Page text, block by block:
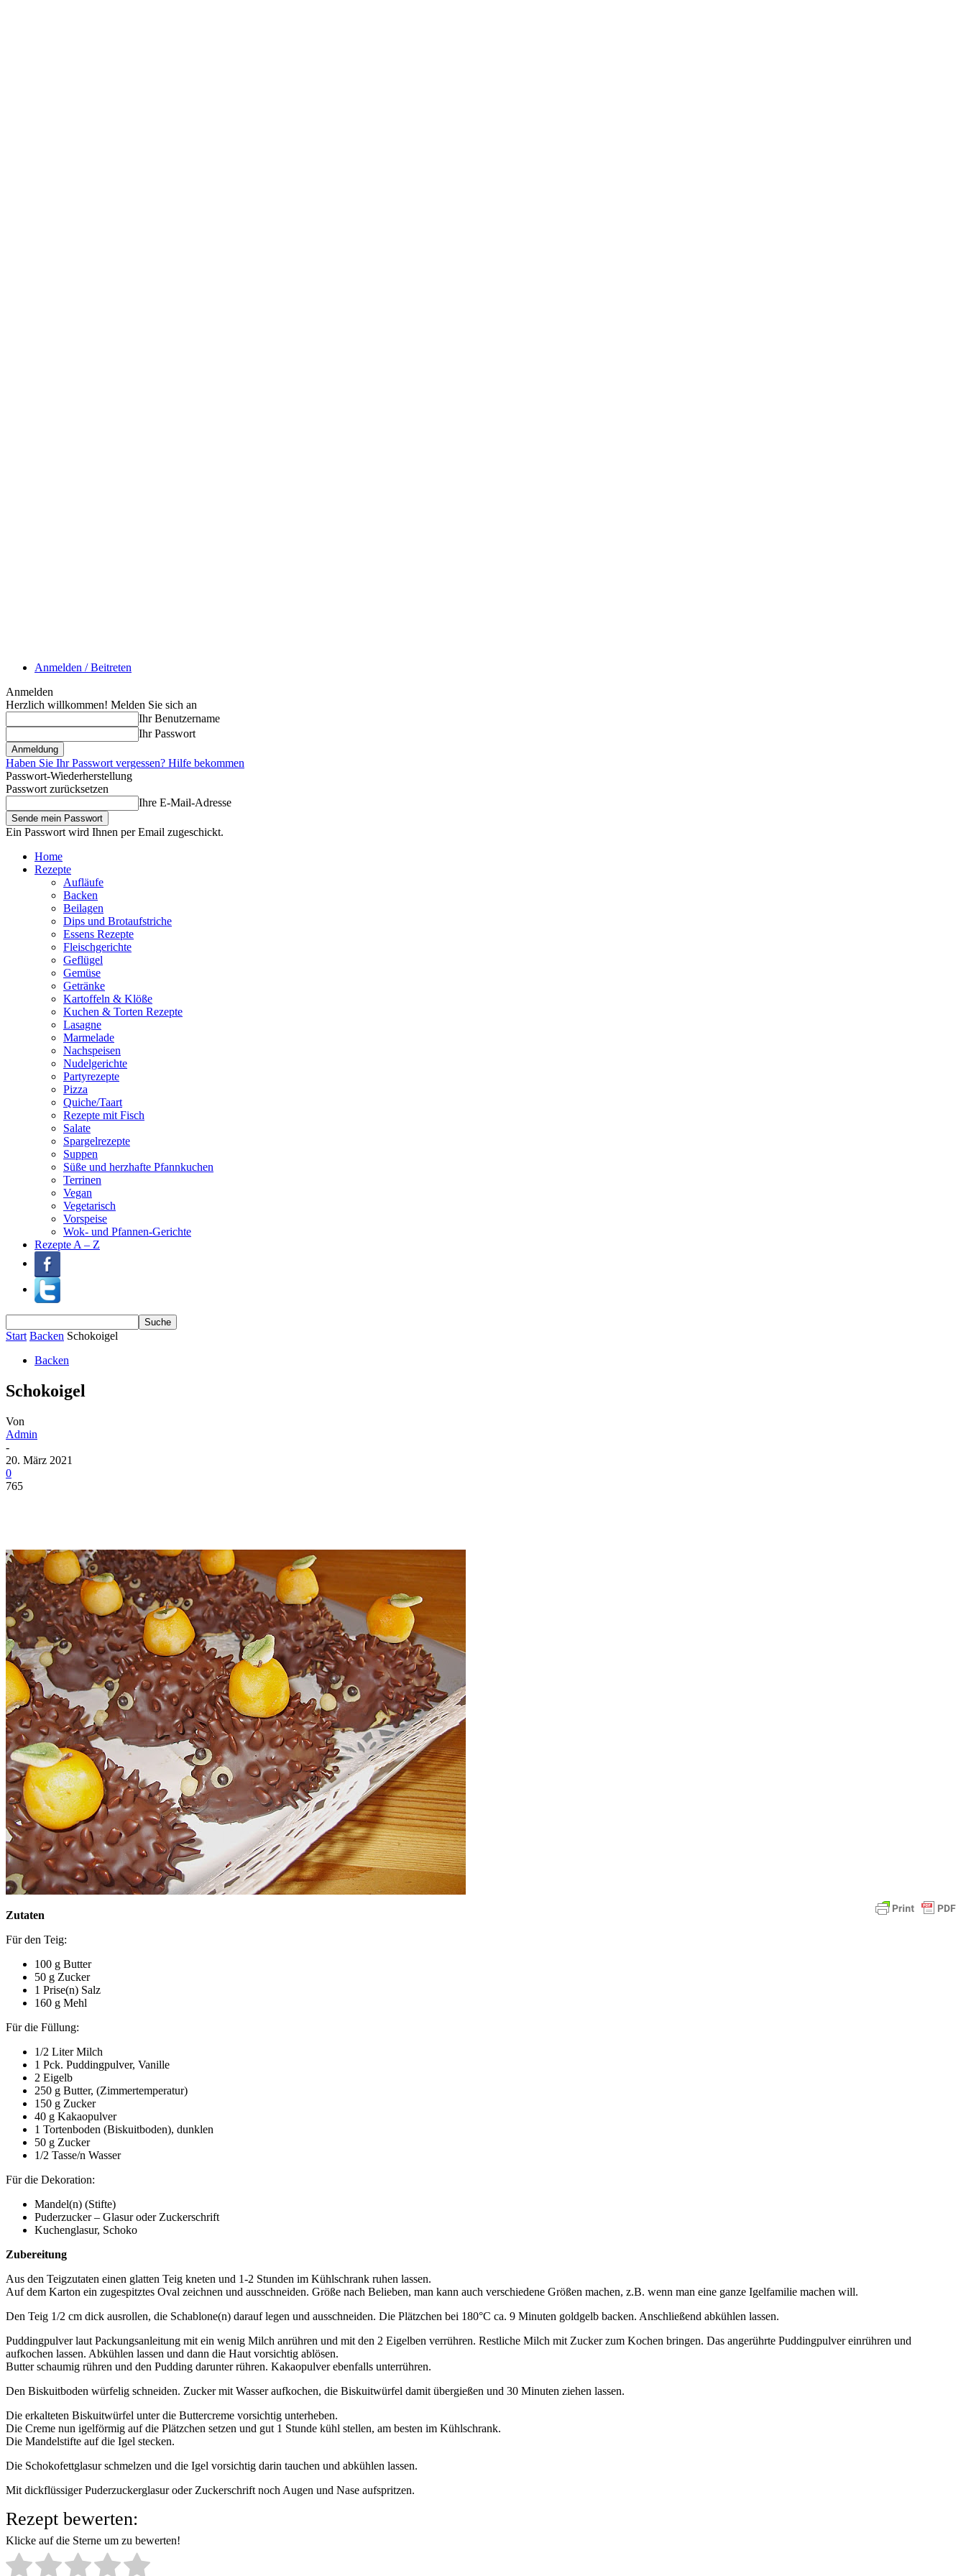
Anmelden / Beitreten
Anmelden
Herzlich willkommen! Melden Sie sich an
Ihr Benutzername
Ihr Passwort
Haben Sie Ihr Passwort vergessen? Hilfe bekommen
Passwort-Wiederherstellung
Passwort zurücksetzen
Ihre E-Mail-Adresse
Ein Passwort wird Ihnen per Email zugeschickt.
Home
Rezepte
Aufläufe
Backen
Beilagen
Dips und Brotaufstriche
Essens Rezepte
Fleischgerichte
Geflügel
Gemüse
Getränke
Kartoffeln & Klöße
Kuchen & Torten Rezepte
Lasagne
Marmelade
Nachspeisen
Nudelgerichte
Partyrezepte
Pizza
Quiche/Taart
Rezepte mit Fisch
Salate
Spargelrezepte
Suppen
Süße und herzhafte Pfannkuchen
Terrinen
Vegan
Vegetarisch
Vorspeise
Wok- und Pfannen-Gerichte
Rezepte A – Z
Start Backen Schokoigel
Backen
Schokoigel
Von
Admin
-
20. März 2021
0
765
Zutaten
Für den Teig:
100 g Butter
50 g Zucker
1 Prise(n) Salz
160 g Mehl
Für die Füllung:
1/2 Liter Milch
1 Pck. Puddingpulver, Vanille
2 Eigelb
250 g Butter, (Zimmertemperatur)
150 g Zucker
40 g Kakaopulver
1 Tortenboden (Biskuitboden), dunklen
50 g Zucker
1/2 Tasse/n Wasser
Für die Dekoration:
Mandel(n) (Stifte)
Puderzucker – Glasur oder Zuckerschrift
Kuchenglasur, Schoko
Zubereitung
Aus den Teigzutaten einen glatten Teig kneten und 1-2 Stunden im Kühlschrank ruhen lassen.
Auf dem Karton ein zugespitztes Oval zeichnen und ausschneiden. Größe nach Belieben, man kann auch verschiedene Größen machen, z.B. wenn man eine ganze Igelfamilie machen will.
Den Teig 1/2 cm dick ausrollen, die Schablone(n) darauf legen und ausschneiden. Die Plätzchen bei 180°C ca. 9 Minuten goldgelb backen. Anschließend abkühlen lassen.
Puddingpulver laut Packungsanleitung mit ein wenig Milch anrühren und mit den 2 Eigelben verrühren. Restliche Milch mit Zucker zum Kochen bringen. Das angerührte Puddingpulver einrühren und
aufkochen lassen. Abkühlen lassen und dann die Haut vorsichtig ablösen.
Butter schaumig rühren und den Pudding darunter rühren. Kakaopulver ebenfalls unterrühren.
Den Biskuitboden würfelig schneiden. Zucker mit Wasser aufkochen, die Biskuitwürfel damit übergießen und 30 Minuten ziehen lassen.
Die erkalteten Biskuitwürfel unter die Buttercreme vorsichtig unterheben.
Die Creme nun igelförmig auf die Plätzchen setzen und gut 1 Stunde kühl stellen, am besten im Kühlschrank.
Die Mandelstifte auf die Igel stecken.
Die Schokofettglasur schmelzen und die Igel vorsichtig darin tauchen und abkühlen lassen.
Mit dickflüssiger Puderzuckerglasur oder Zuckerschrift noch Augen und Nase aufspritzen.
Rezept bewerten:
Klicke auf die Sterne um zu bewerten!